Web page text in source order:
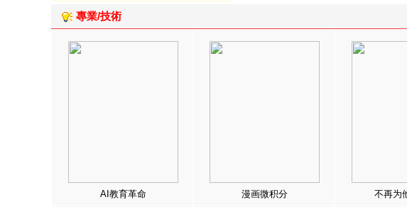
專業/技術
AI教育革命 漫画微积分 不再为